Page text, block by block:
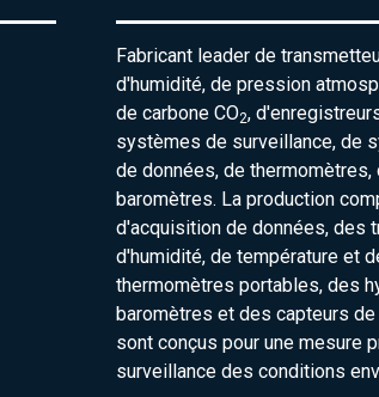
Fabricant leader de
d'humidité, de pression
de carbone CO2,
systèmes de surveillance, de
de données, de
baromètres. La production
d'acquisition de données, des
d'humidité, de température et
thermomètres portables, des
baromètres et des capteurs de
sont conçus pour une mesure
surveillance des conditions